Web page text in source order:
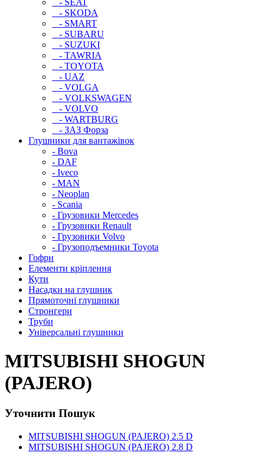
- SEAT
- SKODA
- SMART
- SUBARU
- SUZUKI
- TAWRIA
- TOYOTA
- UAZ
- VOLGA
- VOLKSWAGEN
- VOLVO
- WARTBURG
- ЗАЗ Форза
Глушники для вантажівок
- Bova
- DAF
- Iveco
- MAN
- Neoplan
- Scania
- Грузовики Mercedes
- Грузовики Renault
- Грузовики Volvo
- Грузоподъемники Toyota
Гофри
Елементи кріплення
Кути
Насадки на глушник
Прямоточні глушники
Стронгери
Труби
Універсальні глушники
MITSUBISHI SHOGUN
(PAJERO)
Уточнити Пошук
MITSUBISHI SHOGUN (PAJERO) 2.5 D
MITSUBISHI SHOGUN (PAJERO) 2.8 D